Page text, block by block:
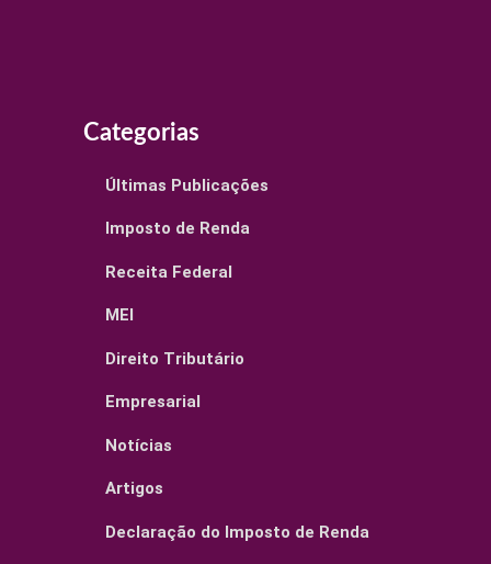
Categorias
Últimas Publicações
Imposto de Renda
Receita Federal
MEI
Direito Tributário
Empresarial
Notícias
Artigos
Declaração do Imposto de Renda